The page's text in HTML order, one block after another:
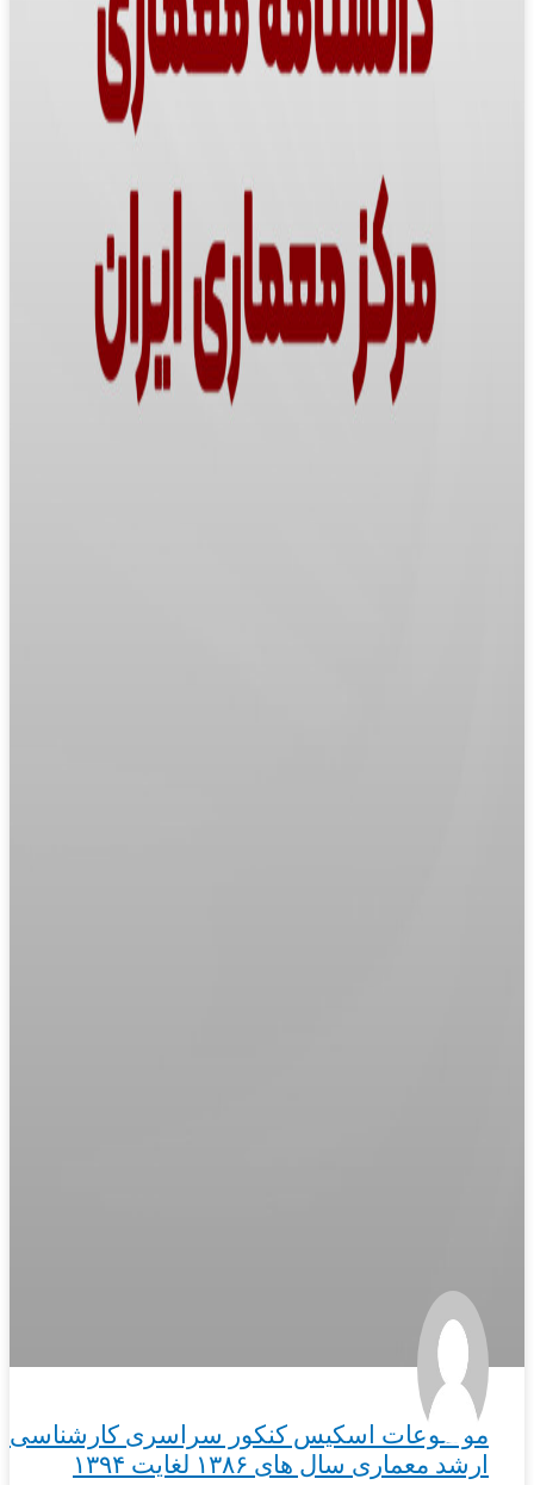
موضوعات اسکیس کنکور سراسری کارشناسی
ارشد معماری سال­ های ۱۳۸۶ لغایت ۱۳۹۴